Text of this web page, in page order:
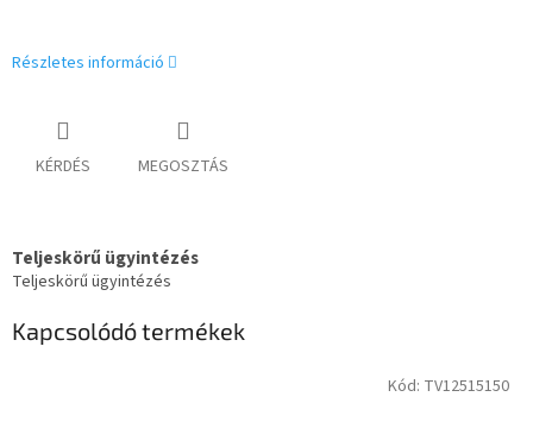
Részletes információ
KÉRDÉS MEGOSZTÁS
Teljeskörű ügyintézés
Teljeskörű ügyintézés
Kapcsolódó termékek
Kód: TV12515150